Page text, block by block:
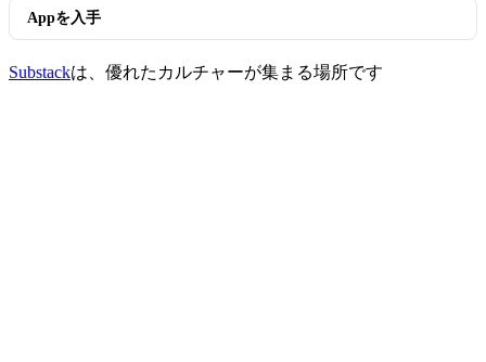
Appを入手
Substackは、優れたカルチャーが集まる場所です